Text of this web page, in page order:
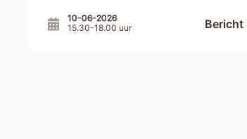
10-06-2026
15.30-18.00 uur
Bericht